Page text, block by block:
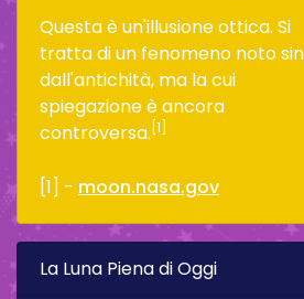
Questa è un'illusione ottica. Si
tratta di un fenomeno noto sin
dall'antichità, ma la cui
spiegazione è ancora
controversa. [1]
[1] - moon.nasa.gov
La Luna Piena di Oggi